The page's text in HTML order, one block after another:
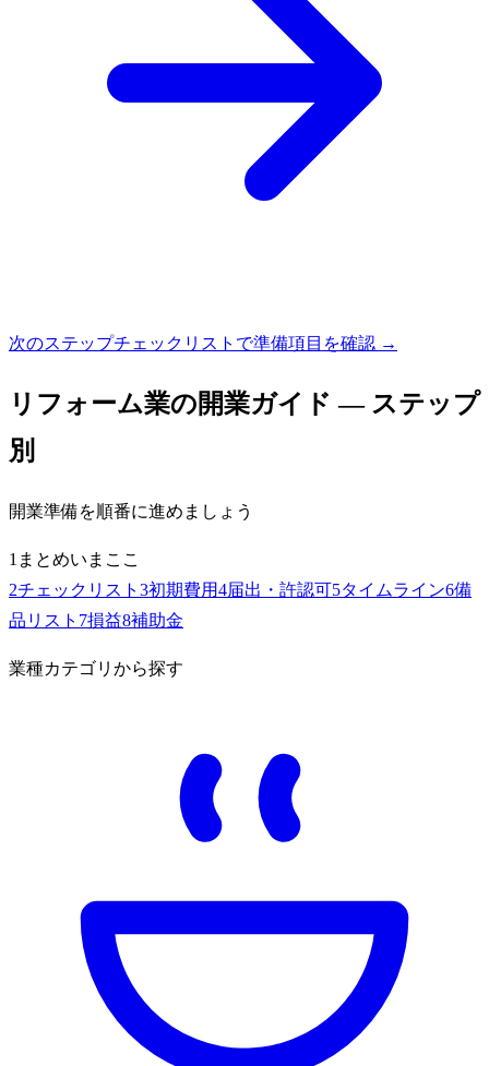
次のステップチェックリストで準備項目を確認 →
リフォーム業の開業ガイド — ステップ
別
開業準備を順番に進めましょう
1 まとめいまここ
2チェックリスト 3初期費用4届出・許認可5タイムライン6備
品リスト 7損益8補助金
業種カテゴリから探す